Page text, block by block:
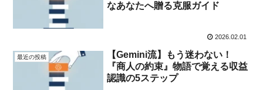
なあなたへ贈る克服ガイド
2026.02.01
最近の投稿
【Gemini流】もう迷わない！
『商人の約束』物語で覚える収益
認識の5ステップ